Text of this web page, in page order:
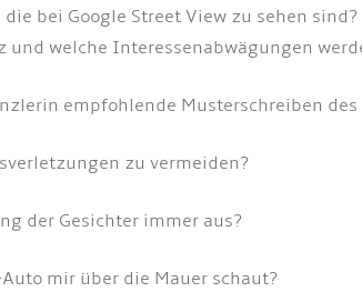
bei Google Street View zu sehen
und welche Interessenabwägungen
empfohlende Musterschreiben
zu vermeiden?
der Gesichter immer aus?
mir über die Mauer schaut?